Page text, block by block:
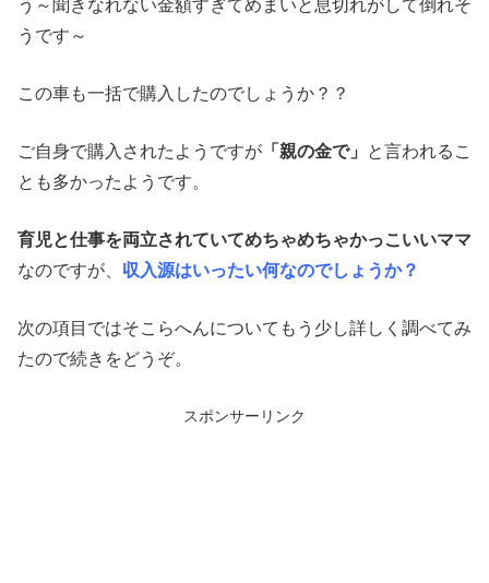
う～聞きなれない金額すぎてめまいと息切れがして倒れそ
うです～
この車も一括で購入したのでしょうか？？
ご自身で購入されたようですが 「親の金で」
と言われるこ
とも多かったようです。
育児と仕事を両立されていてめちゃめちゃかっこいいママ
なのですが、 収入源はいったい何なのでしょうか？
次の項目ではそこらへんについてもう少し詳しく調べてみ
たので続きをどうぞ。
スポンサーリンク